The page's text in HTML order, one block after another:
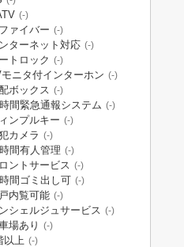
(-)
ァイバー (-)
ターネット対応 (-)
トロック (-)
ニタ付インターホン (-)
ボックス (-)
間緊急通報システム (-)
ンプルキー (-)
カメラ (-)
間有人管理 (-)
ントサービス (-)
間ゴミ出し可 (-)
内覧可能 (-)
シェルジュサービス (-)
場あり (-)
以上 (-)